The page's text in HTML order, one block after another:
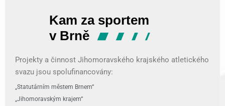
Projekty a činnost Jihomoravského krajského atletického
svazu jsou spolufinancovány:
„Statutárním městem Brnem“
„Jihomoravským krajem“